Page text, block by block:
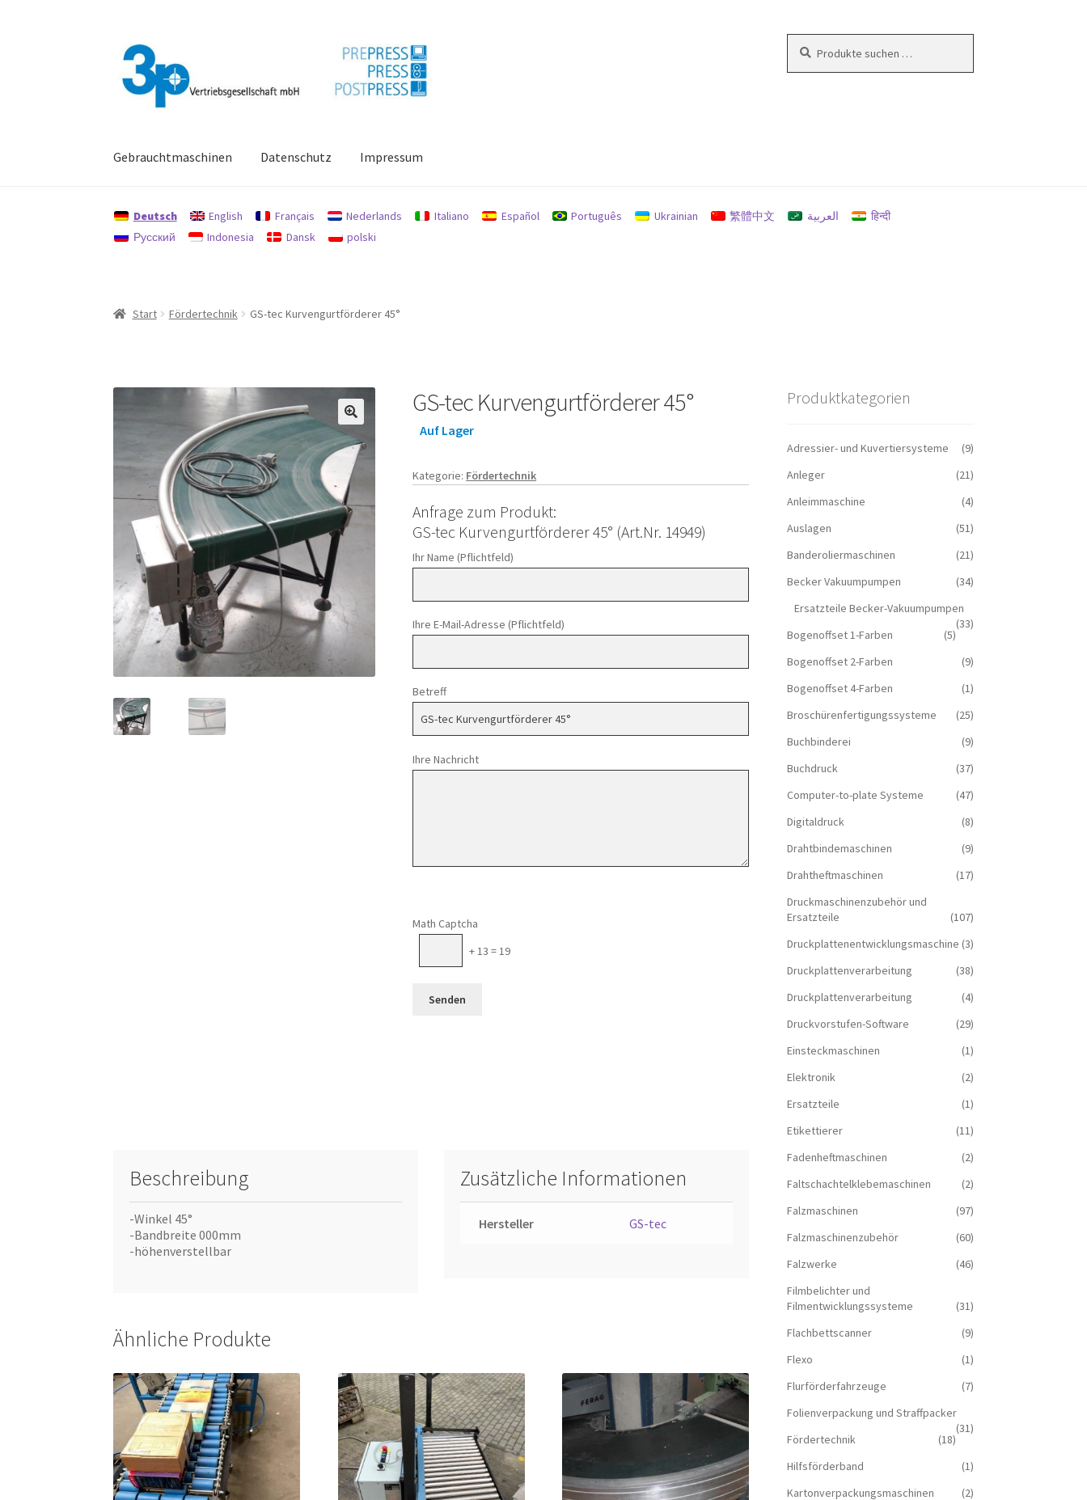
Navigation
springen
Zum
Inhalt
springen
nach:
Gebrauchtmaschinen Datenschutz Impressum
Deutsch English Français Nederlands Italiano Español Português Ukrainian 繁體中文 العربية
हिन्दी
Русский
Indonesia Dansk polski
Start Fördertechnik GS-tec Kurvengurtförderer 45°
GS-tec Kurvengurtförderer 45°
Auf Lager
Kategorie: Fördertechnik
Anfrage zum Produkt:
GS-tec Kurvengurtförderer 45° (Art.Nr. 14949)
Ihr Name (Pflichtfeld)
Ihre E-Mail-Adresse (Pflichtfeld)
Betreff
Ihre Nachricht
Math Captcha
+ 13 = 19
Beschreibung
-Winkel 45°
-Bandbreite 000mm
-höhenverstellbar
Zusätzliche Informationen
Hersteller GS-tec
Ähnliche Produkte
Produktkategorien
Adressier- und Kuvertiersysteme
(9)
Anleger
(21)
Anleimmaschine
(4)
Auslagen
(51)
Banderoliermaschinen
(21)
Becker Vakuumpumpen
(34)
Ersatzteile Becker-Vakuumpumpen
(33)
Bogenoffset 1-Farben
(5)
Bogenoffset 2-Farben
(9)
Bogenoffset 4-Farben
(1)
Broschürenfertigungssysteme
(25)
Buchbinderei
(9)
Buchdruck
(37)
Computer-to-plate Systeme
(47)
Digitaldruck
(8)
Drahtbindemaschinen
(9)
Drahtheftmaschinen
(17)
Druckmaschinenzubehör und
Ersatzteile
(107)
Druckplattenentwicklungsmaschine (3)
Druckplattenverarbeitung
(38)
Druckplattenverarbeitung
(4)
Druckvorstufen-Software
(29)
Einsteckmaschinen
(1)
Elektronik
(2)
Ersatzteile
(1)
Etikettierer
(11)
Fadenheftmaschinen
(2)
Faltschachtelklebemaschinen
(2)
Falzmaschinen
(97)
Falzmaschinenzubehör
(60)
Falzwerke
(46)
Filmbelichter und
Filmentwicklungssysteme
(31)
Flachbettscanner
(9)
Flexo
(1)
Flurförderfahrzeuge
(7)
Folienverpackung und Straffpacker
(31)
Fördertechnik
(18)
Hilfsförderband
(1)
Kartonverpackungsmaschinen
(2)